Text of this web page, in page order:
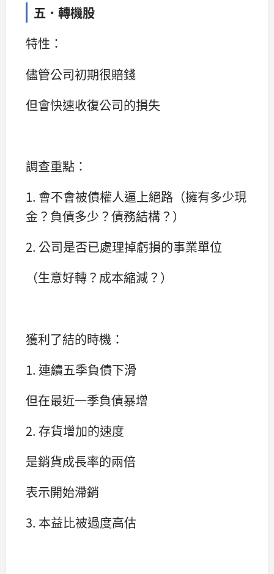
五．轉機股
特性：
儘管公司初期很賠錢
但會快速收復公司的損失
調查重點：
1. 會不會被債權人逼上絕路（擁有多少現
金？負債多少？債務結構？）
2. 公司是否已處理掉虧損的事業單位
（生意好轉？成本縮減？）
獲利了結的時機：
1. 連續五季負債下滑
但在最近一季負債暴增
2. 存貨增加的速度
是銷貨成長率的兩倍
表示開始滯銷
3. 本益比被過度高估